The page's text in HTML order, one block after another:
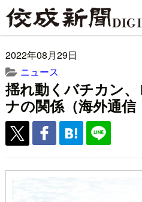
2022年08月29日
ニュース
揺れ動くバチカン
ナの関係（海外通信